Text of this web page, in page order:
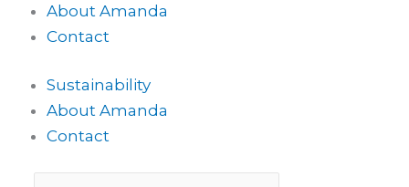
About Amanda
Contact
Sustainability
About Amanda
Contact